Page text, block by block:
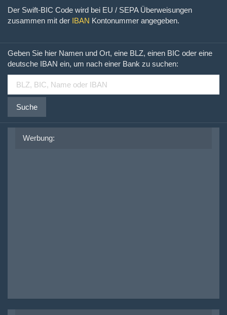
Der Swift-BIC Code wird bei EU / SEPA Überweisungen
zusammen mit der IBAN Kontonummer angegeben.
Geben Sie hier Namen und Ort, eine BLZ, einen BIC oder eine
deutsche IBAN ein, um nach einer Bank zu suchen:
Suche
Werbung: